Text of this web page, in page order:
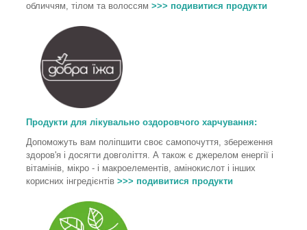
обличчям, тілом та волоссям >>> подивитися продукти
Продукти для лікувально оздоровчого харчування:
Допоможуть вам поліпшити своє самопочуття, збереження
здоров'я і досягти довголіття. А також є джерелом енергії і
вітамінів, мікро - і макроелементів, амінокислот і інших
корисних інгредієнтів >>> подивитися продукти